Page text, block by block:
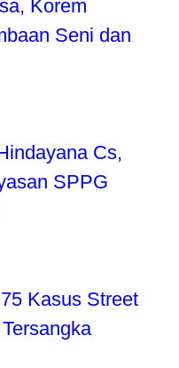
Korem
Seni dan
Cs,
SPPG
Kasus Street